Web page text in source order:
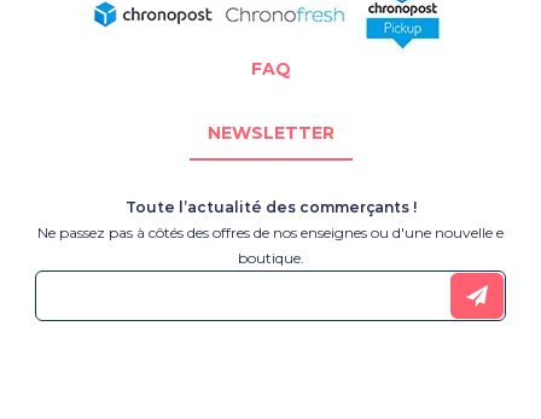
FAQ
NEWSLETTER
Toute l’actualité des commerçants !
Ne passez pas à côtés des offres de nos enseignes ou d'une nouvelle e
boutique.